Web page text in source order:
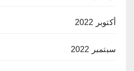
أكتوبر 2022
سبتمبر 2022